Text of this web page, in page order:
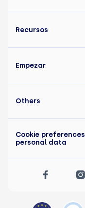
Recursos
Empezar
Others
Cookie preferences
personal data